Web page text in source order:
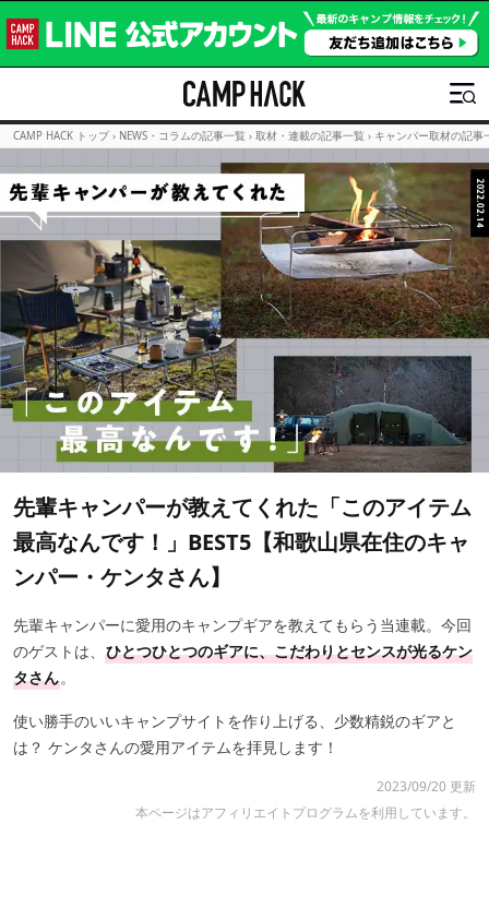
CAMP HACK トップ › NEWS・コラムの記事一覧 › 取材・連載の記事一覧 › キャンパー取材の記事
先輩キャンパーが教えてくれた「このアイテム
最高なんです！」BEST5【和歌山県在住のキャ
ンパー・ケンタさん】
先輩キャンパーに愛用のキャンプギアを教えてもらう当連載。今回
のゲストは、 ひとつひとつのギアに、こだわりとセンスが光るケン
タさん。
使い勝手のいいキャンプサイトを作り上げる、少数精鋭のギアと
は？ ケンタさんの愛用アイテムを拝見します！
2023/09/20 更新
本ページはアフィリエイトプログラムを利用しています。